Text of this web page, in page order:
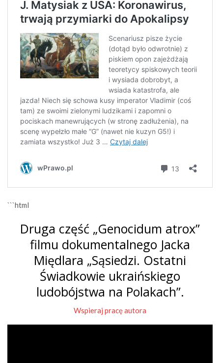
```html
Druga część „Genocidum atrox”
filmu dokumentalnego Jacka
Międlara „Sąsiedzi. Ostatni
Świadkowie ukraińskiego
ludobójstwa na Polakach”.
Wspieraj pracę autora